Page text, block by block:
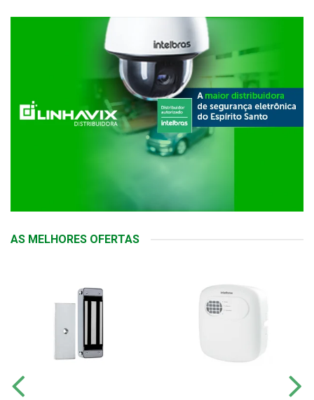
AS MELHORES OFERTAS